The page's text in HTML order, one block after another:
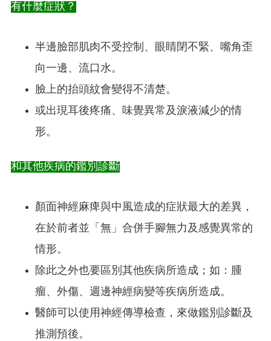
有什麼症狀？
半邊臉部肌肉不受控制、眼睛閉不緊、嘴角歪
向一邊、流口水。
臉上的抬頭紋會變得不清楚。
或出現耳後疼痛、味覺異常及淚液減少的情
形。
和其他疾病的鑑別診斷
顏面神經麻痺與中風造成的症狀最大的差異，
在於前者並「無」合併手腳無力及感覺異常的
情形。
除此之外也要區別其他疾病所造成；如：腫
瘤、外傷、週邊神經病變等疾病所造成。
醫師可以使用神經傳導檢查，來做鑑別診斷及
推測預後。